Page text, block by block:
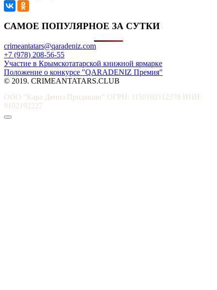
САМОЕ ПОПУЛЯРНОЕ ЗА СУТКИ
crimeantatars@qaradeniz.com
+7 (978) 208-56-55
Участие в Крымскотатарской книжной ярмарке
Положение о конкурсе "QARADENIZ Премия"
© 2019. CRIMEANTATARS.CLUB
ООО "Кара Дениз Продакшн" ОГРН: 1159102112278 ИНН:
9102192227